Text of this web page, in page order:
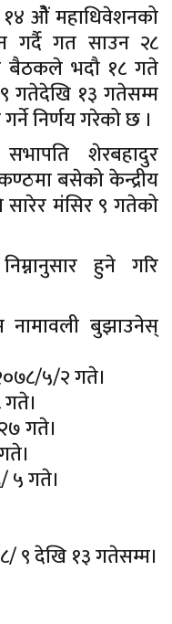
१४ ओैं महाधिवेशनको
गर्दै गत साउन २८
बैठकले भदौ १८ गते
गतेदेखि १३ गतेसम्म
निर्णय गरेको छ ।
सभापति शेरबहादुर
बसेको केन्द्रीय
मंसिर ९ गतेको
हुने गरि
बुझाउनेस्
५/२ गते।
गते।
५ गते।
९ देखि १३ गतेसम्म।